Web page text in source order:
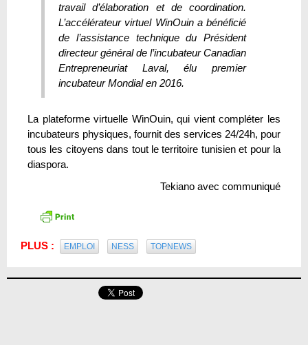
travail d’élaboration et de coordination.
L’accélérateur virtuel WinOuin a bénéficié
de l’assistance technique du Président
directeur général de l’incubateur Canadian
Entrepreneuriat Laval, élu premier
incubateur Mondial en 2016.
La plateforme virtuelle WinOuin, qui vient compléter les
incubateurs physiques, fournit des services 24/24h, pour
tous les citoyens dans tout le territoire tunisien et pour la
diaspora.
Tekiano avec communiqué
PLUS : EMPLOI NESS TOPNEWS